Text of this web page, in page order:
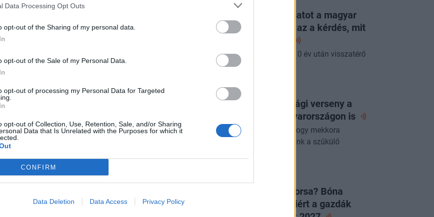
Data Processing Opt Outs
opt-out of the Sharing of my personal data.
opt-out of the Sale of my Personal Data.
opt-out of processing my Personal Data for Targeted
opt-out of Collection, Use, Retention, Sale, and/or Sharing
Data that Is Unrelated with the Purposes for which it
CONFIRM
Data Deletion Data Access Privacy Policy
10 legjobban fizetett szupermodell összesen 113 millió
haza a 2017. június 1. és a 2018. június 1. közötti
új modellje
bevezeti megújított, Esztergomban gyártott modelljét,
Zrt. vezérigazgatója hétfőn újságíróknak
világot
fegyverek, opciók, na, mi a közös bennük? Hát
egyenletei jelentik. Ki ne hallott volna már
Sok tudós és matematikus alkotott már
Rég látott ilyen jó adatot a magyar
gazdaság: már csak az a kérdés, mit
A pénteki Checklistben a 10 év után visszatérő
alacsony infláció.
PORTFOLIO CHECKLIST
A következő gazdasági verseny a
vízért folyhat - Magyarországon is
Egyre fontosabb kérdés, hogy mekkora
gazdasági értéket teremtünk a szűkülő
Végleges a JÉGER sorsa? Bóna
Szabolcs elárulta, miért a gazdák